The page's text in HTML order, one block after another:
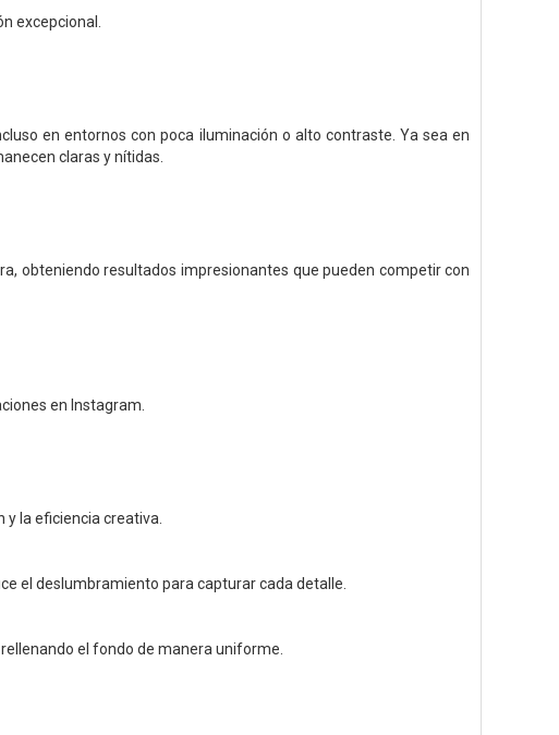
excepcional.
en entornos con poca iluminación o alto contraste.Ya sea en
claras y nítidas.
obteniendo resultados impresionantes que pueden competir con
en Instagram.
y la eficiencia creativa.
el deslumbramiento para capturar cada detalle.
el fondo de manera uniforme.